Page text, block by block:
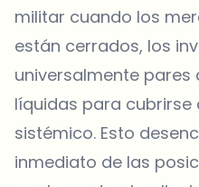
militar cuando los
están cerrados, los
universalmente
líquidas para cubrirse
sistémico. Esto
inmediato de las